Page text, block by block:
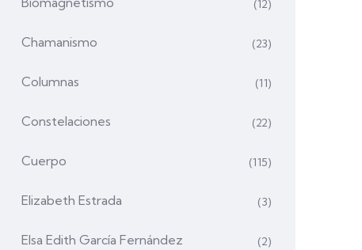
(12)
Chamanismo (23)
Columnas (11)
Constelaciones (22)
Cuerpo (115)
Elizabeth Estrada (3)
Elsa Edith García Fernández (2)